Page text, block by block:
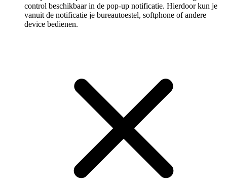
control beschikbaar in de pop-up notificatie. Hierdoor kun je
vanuit de notificatie je bureautoestel, softphone of andere
device bedienen.